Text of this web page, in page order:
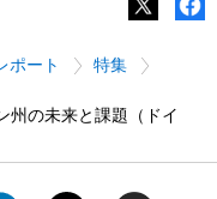
ポート
特集
州の未来と課題（ドイ